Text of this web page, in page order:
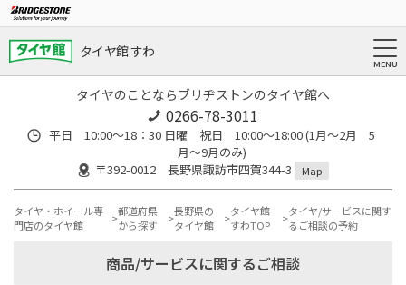
タイヤ館 すわ
タイヤのことならブリヂストンのタイヤ館へ
0266-78-3011
平日 10:00〜18：30 日曜 祝日 10:00〜18:00 (1月〜2月 5
月〜9月のみ)
〒392-0012 長野県諏訪市四賀344-3
Map
タイヤ・ホイール専
門店のタイヤ館
都道府県
から探す
長野県の
タイヤ館
タイヤ館
すわTOP
タイヤ/サービスに関す
るご相談の予約
商品/サービスに関するご相談